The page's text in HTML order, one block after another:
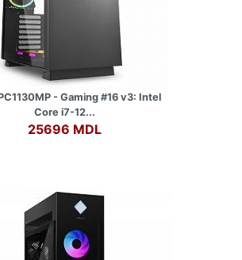
- Gaming #16 v3: Intel
Core i7-12...
25696 MDL